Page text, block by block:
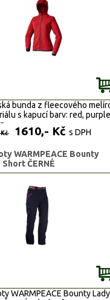
bunda z fleecového
s kapucí barv: red,
Kč 1610,- Kč s DPH
WARMPEACE Bounty
Short ČERNÉ
WARMPEACE Bounty Lady